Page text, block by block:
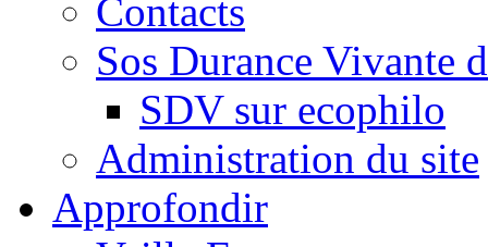
Contacts
Sos Durance Vivante
SDV sur ecophilo
Administration du site
Approfondir